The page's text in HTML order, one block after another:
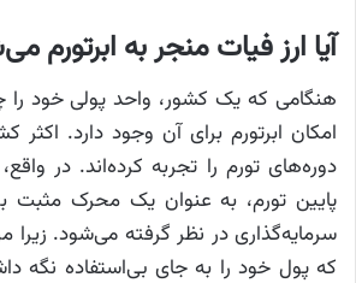
آیا ارز فیات منجر به ابرتورم
هنگامی که یک کشور، واحد پولی خود
امکان ابرتورم برای آن وجود دارد. اکثر
دوره‌های تورم را تجربه کرده‌اند. در
پایین تورم، به عنوان یک محرک مثبت
سرمایه‌گذاری در نظر گرفته می‌شود. زیرا
که پول خود را به جای بی‌استفاده نگه